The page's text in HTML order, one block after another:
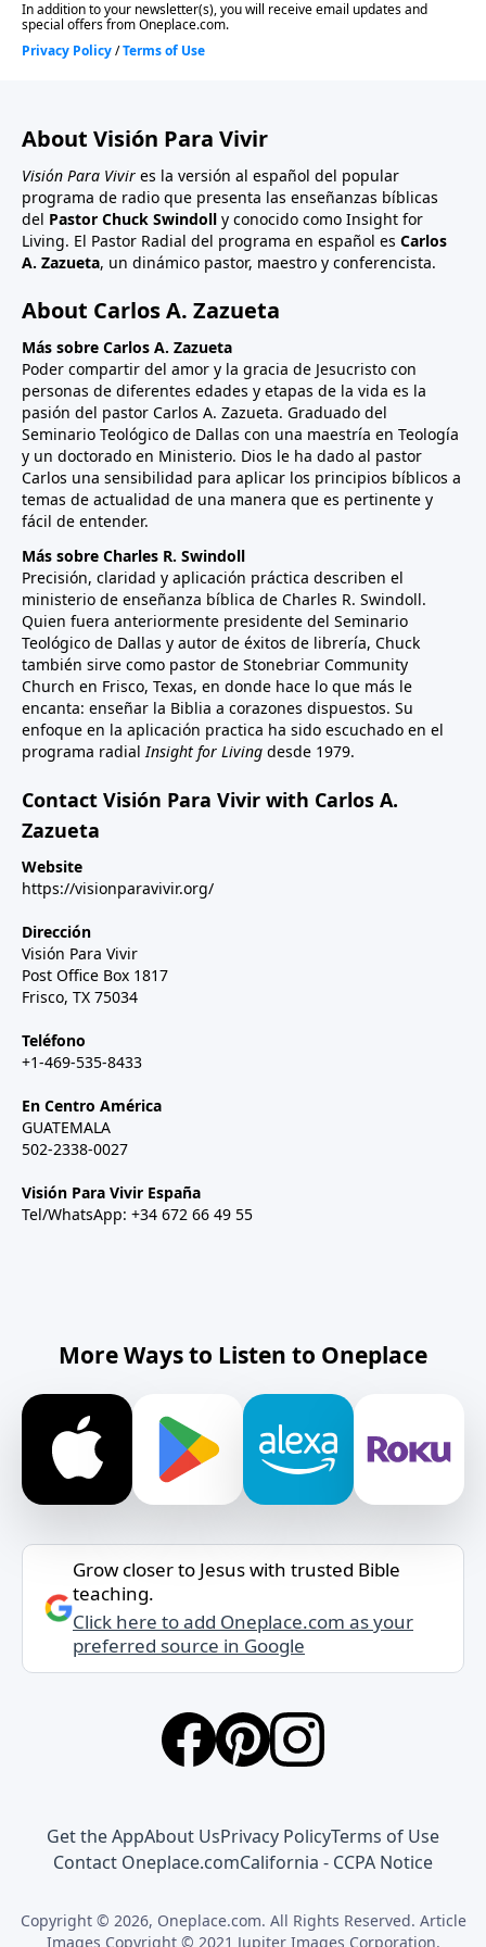
About Visión Para Vivir
Visión Para Vivir es la versión al español del popular
programa de radio que presenta las enseñanzas bíblicas
del Pastor Chuck Swindoll y conocido como Insight for
Living. El Pastor Radial del programa en español es Carlos
A. Zazueta, un dinámico pastor, maestro y conferencista.
About Carlos A. Zazueta
Más sobre Carlos A. Zazueta
Poder compartir del amor y la gracia de Jesucristo con
personas de diferentes edades y etapas de la vida es la
pasión del pastor Carlos A. Zazueta. Graduado del
Seminario Teológico de Dallas con una maestría en Teología
y un doctorado en Ministerio. Dios le ha dado al pastor
Carlos una sensibilidad para aplicar los principios bíblicos a
temas de actualidad de una manera que es pertinente y
fácil de entender.
Más sobre Charles R. Swindoll
Precisión, claridad y aplicación práctica describen el
ministerio de enseñanza bíblica de Charles R. Swindoll.
Quien fuera anteriormente presidente del Seminario
Teológico de Dallas y autor de éxitos de librería, Chuck
también sirve como pastor de Stonebriar Community
Church en Frisco, Texas, en donde hace lo que más le
encanta: enseñar la Biblia a corazones dispuestos. Su
enfoque en la aplicación practica ha sido escuchado en el
programa radial Insight for Living desde 1979.
Contact Visión Para Vivir with Carlos A.
Zazueta
Website
https://visionparavivir.org/
Dirección
Visión Para Vivir
Post Office Box 1817
Frisco, TX 75034
Teléfono
+1-469-535-8433
En Centro América
GUATEMALA
502-2338-0027
Visión Para Vivir España
Tel/WhatsApp: +34 672 66 49 55
More Ways to Listen to Oneplace
Grow closer to Jesus with trusted Bible
teaching.
Click here to add Oneplace.com as your
preferred source in Google
Get the AppAbout UsPrivacy PolicyTerms of Use
Contact Oneplace.comCalifornia - CCPA Notice
Copyright © 2026, Oneplace.com. All Rights Reserved. Article
Images Copyright © 2021 Jupiter Images Corporation.